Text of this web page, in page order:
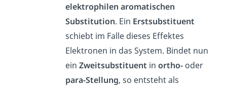
elektrophilen aromatischen
Substitution. Ein Erstsubstituent
schiebt im Falle dieses Effektes
Elektronen in das System. Bindet nun
einZweitsubstituent inortho- oder
para-Stellung, so entsteht als